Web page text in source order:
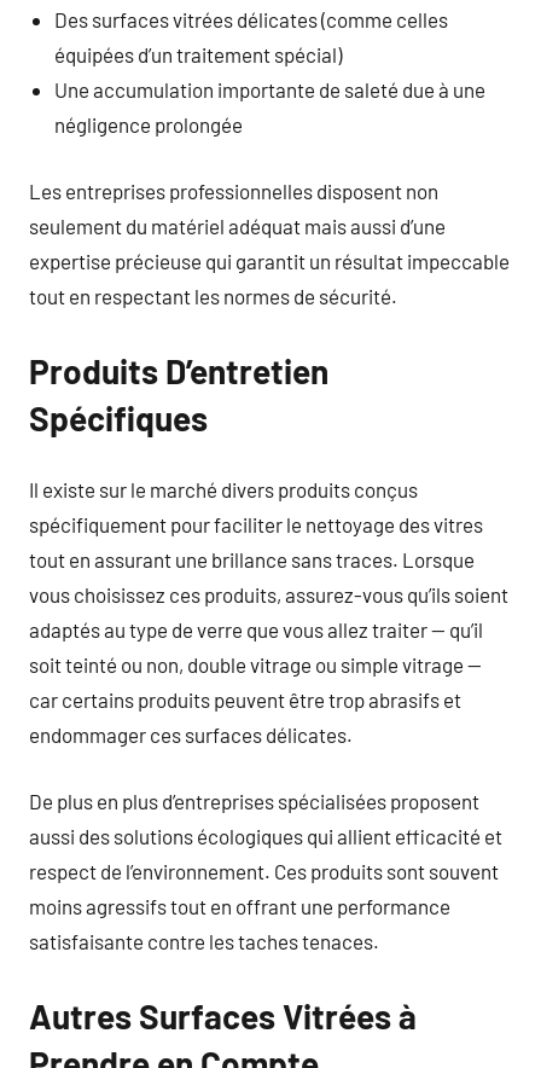
Des surfaces vitrées délicates (comme celles
équipées d’un traitement spécial)
Une accumulation importante de saleté due à une
négligence prolongée
Les entreprises professionnelles disposent non
seulement du matériel adéquat mais aussi d’une
expertise précieuse qui garantit un résultat impeccable
tout en respectant les normes de sécurité.
Produits D’entretien
Spécifiques
Il existe sur le marché divers produits conçus
spécifiquement pour faciliter le nettoyage des vitres
tout en assurant une brillance sans traces. Lorsque
vous choisissez ces produits, assurez-vous qu’ils soient
adaptés au type de verre que vous allez traiter — qu’il
soit teinté ou non, double vitrage ou simple vitrage —
car certains produits peuvent être trop abrasifs et
endommager ces surfaces délicates.
De plus en plus d’entreprises spécialisées proposent
aussi des solutions écologiques qui allient efficacité et
respect de l’environnement. Ces produits sont souvent
moins agressifs tout en offrant une performance
satisfaisante contre les taches tenaces.
Autres Surfaces Vitrées à